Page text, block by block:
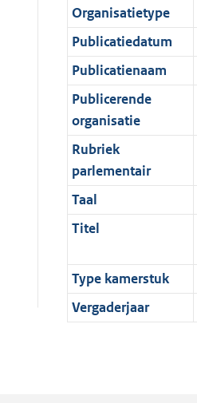
Organisatietype
Publicatiedatum
Publicatienaam
Publicerende
organisatie
Rubriek
parlementair
Taal
Titel
Type kamerstuk
Vergaderjaar